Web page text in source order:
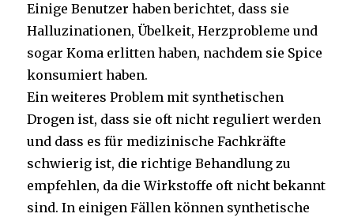
Einige Benutzer haben berichtet, dass sie
Halluzinationen, Übelkeit, Herzprobleme und
sogar Koma erlitten haben, nachdem sie Spice
konsumiert haben.
Ein weiteres Problem mit synthetischen
Drogen ist, dass sie oft nicht reguliert werden
und dass es für medizinische Fachkräfte
schwierig ist, die richtige Behandlung zu
empfehlen, da die Wirkstoffe oft nicht bekannt
sind. In einigen Fällen können synthetische